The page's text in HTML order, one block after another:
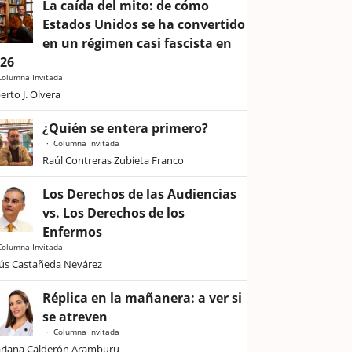
La caída del mito: de cómo
Estados Unidos se ha convertido
en un régimen casi fascista en
Invitada
J. Olvera
¿Quién se entera primero?
Columna Invitada
Raúl Contreras Zubieta Franco
Los Derechos de las Audiencias
vs. Los Derechos de los
Enfermos
Invitada
Castañeda Nevárez
Réplica en la mañanera: a ver si
se atreven
Columna Invitada
Calderón Aramburu